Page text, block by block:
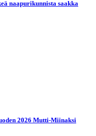
naapurikunnista saakka
2026 Mutti-Miinaksi